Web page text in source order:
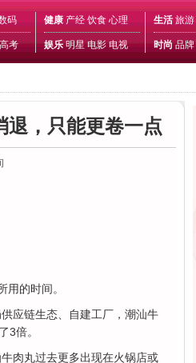
码
高考
健康 产经 饮食 心理
娱乐 明星 电影 电视
生活 旅游
时尚 品牌
退，只能更卷一点
的时间。
应链生态、自建工厂，潮汕牛
3倍。
肉丸过去更多出现在火锅店或